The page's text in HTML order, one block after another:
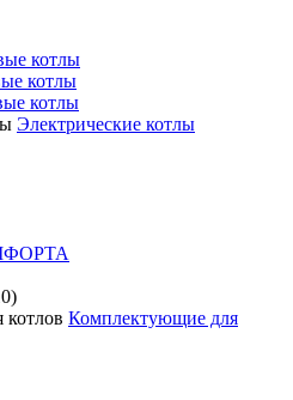
котлы
котлы
котлы
Электрические котлы
Комплектующие для